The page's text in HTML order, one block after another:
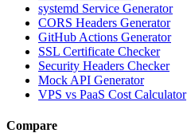
systemd Service Generator
CORS Headers Generator
GitHub Actions Generator
SSL Certificate Checker
Security Headers Checker
Mock API Generator
VPS vs PaaS Cost Calculator
Compare